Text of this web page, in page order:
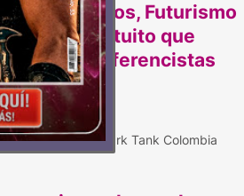
Financieros, Futurismo
gratuito que
conferencistas
en Shark Tank Colombia